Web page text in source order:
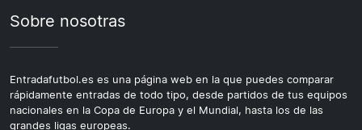
Sobre nosotras
Entradafutbol.es es una página web en la que puedes comparar
rápidamente entradas de todo tipo, desde partidos de tus equipos
nacionales en la Copa de Europa y el Mundial, hasta los de las
grandes ligas europeas.